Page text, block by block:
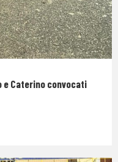
e Caterino convocati